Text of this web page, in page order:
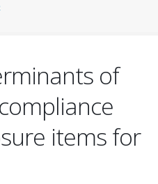
of
items for